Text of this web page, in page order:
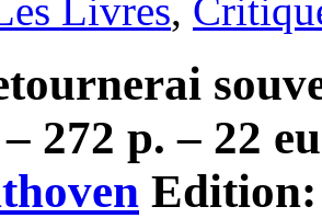
Livres,
272 p. – 22